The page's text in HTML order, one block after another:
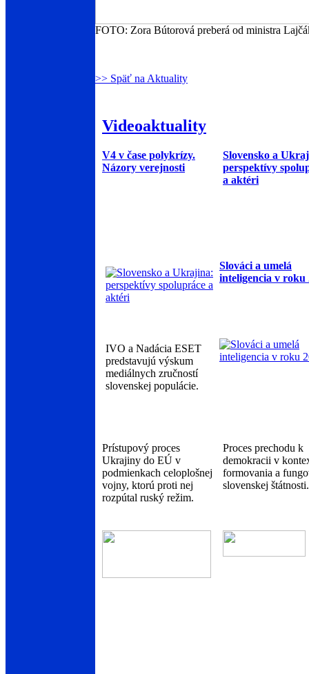
FOTO: Zora Bútorová preberá od ministra
>> Späť na Aktuality
Videoaktuality
V4 v čase polykrízy.
Názory verejnosti
Slovensko a
perspektívy
a aktéri
Slováci a umelá
inteligencia v roku
IVO a Nadácia ESET
predstavujú výskum
mediálnych zručností
slovenskej populácie.
Prístupový proces
Ukrajiny do EÚ v
podmienkach celoplošnej
vojny, ktorú proti nej
rozpútal ruský režim.
Proces prechodu k
demokracii v
formovania a
slovenskej štátnosti.